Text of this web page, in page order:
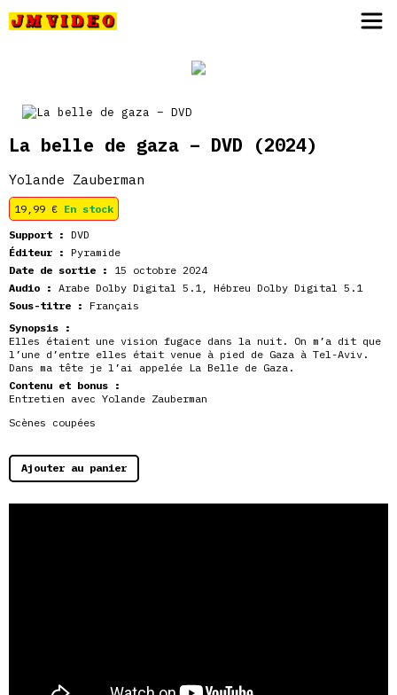
La belle de gaza – DVD (2024)
Yolande Zauberman
19,99 € En stock
Support : DVD
Éditeur : Pyramide
Date de sortie :
15 octobre 2024
Audio : Arabe Dolby Digital 5.1, Hébreu Dolby Digital 5.1
Sous-titre : Français
Synopsis :
Elles étaient une vision fugace dans la nuit. On m’a dit que
l’une d’entre elles était venue à pied de Gaza à Tel-Aviv.
Dans ma tête je l’ai appelée La Belle de Gaza.
Contenu et bonus :
Entretien avec Yolande Zauberman
Scènes coupées
Ajouter au panier